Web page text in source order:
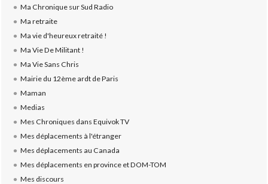
Ma Chronique sur Sud Radio
Ma retraite
Ma vie d'heureux retraité !
Ma Vie De Militant !
Ma Vie Sans Chris
Mairie du 12ème ardt de Paris
Maman
Medias
Mes Chroniques dans Equivok TV
Mes déplacements à l'étranger
Mes déplacements au Canada
Mes déplacements en province et DOM-TOM
Mes discours